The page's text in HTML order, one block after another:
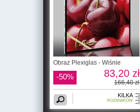
Obraz Plexiglas - Wiśnie
-50% 83,20 zł
166,40 zł
KILKA
ROZMIARÓW